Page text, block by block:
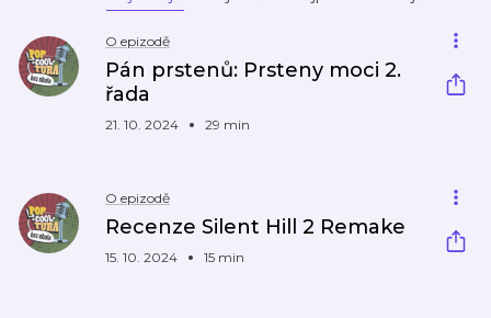
O epizodě
Pán prstenů: Prsteny moci 2.
řada
21. 10. 2024 29 min
O epizodě
Recenze Silent Hill 2 Remake
15. 10. 2024 15 min